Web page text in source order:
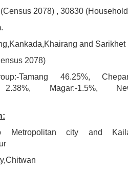
2078) , 30830
and Sarikhet
2078)
Tamang 46.25%,
2.38%, Magar:-1.5%,
Metropolitan city and